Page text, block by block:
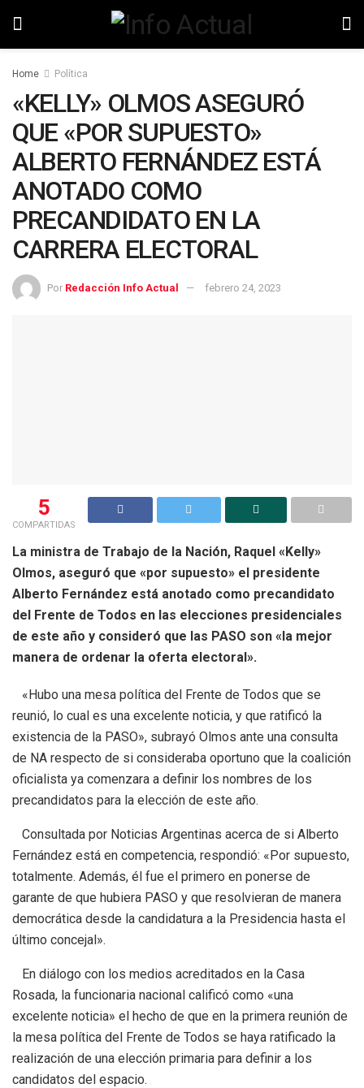
Home Política
«KELLY» OLMOS ASEGURÓ
QUE «POR SUPUESTO»
ALBERTO FERNÁNDEZ ESTÁ
ANOTADO COMO
PRECANDIDATO EN LA
CARRERA ELECTORAL
Por Redacción Info Actual febrero 24, 2023
5
COMPARTIDAS
La ministra de Trabajo de la Nación, Raquel «Kelly»
Olmos, aseguró que «por supuesto» el presidente
Alberto Fernández está anotado como precandidato
del Frente de Todos en las elecciones presidenciales
de este año y consideró que las PASO son «la mejor
manera de ordenar la oferta electoral».
«Hubo una mesa política del Frente de Todos que se
reunió, lo cual es una excelente noticia, y que ratificó la
existencia de la PASO», subrayó Olmos ante una consulta
de NA respecto de si consideraba oportuno que la coalición
oficialista ya comenzara a definir los nombres de los
precandidatos para la elección de este año.
Consultada por Noticias Argentinas acerca de si Alberto
Fernández está en competencia, respondió: «Por supuesto,
totalmente. Además, él fue el primero en ponerse de
garante de que hubiera PASO y que resolvieran de manera
democrática desde la candidatura a la Presidencia hasta el
último concejal».
En diálogo con los medios acreditados en la Casa
Rosada, la funcionaria nacional calificó como «una
excelente noticia» el hecho de que en la primera reunión de
la mesa política del Frente de Todos se haya ratificado la
realización de una elección primaria para definir a los
candidatos del espacio.